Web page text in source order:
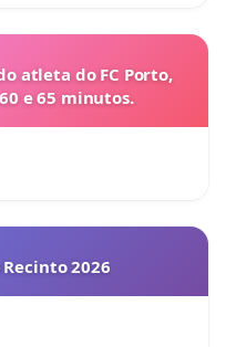
atleta do FC Porto,
e 65 minutos.
2026